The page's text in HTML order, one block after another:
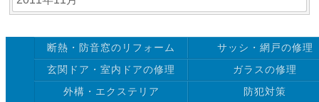
断熱・防音窓のリフォーム
サッシ・網戸の修理
玄関ドア・室内ドアの修理
ガラスの修理
外構・エクステリア
防犯対策